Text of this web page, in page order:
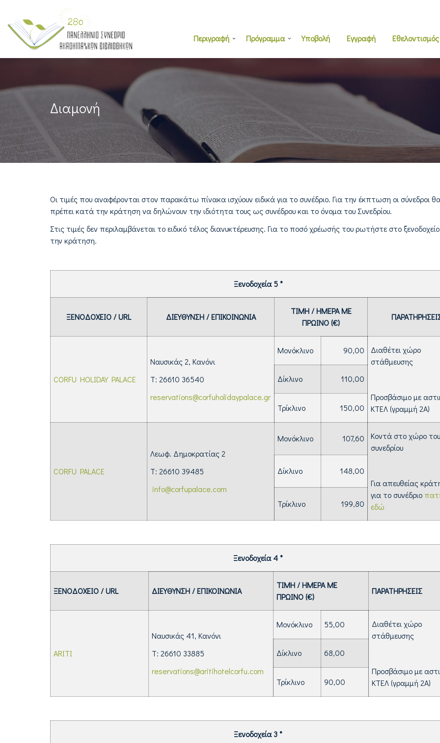
Περιγραφή Πρόγραμμα Υποβολή Εγγραφή Εθελοντισμός
Διαμονή
Οι τιμές που αναφέρονται στον παρακάτω πίνακα ισχύουν ειδικά για το συνέδριο. Για την έκπτωση οι σύνεδροι
πρέπει κατά την κράτηση να δηλώνουν την ιδιότητα τους ως συνέδρου και το όνομα του Συνεδρίου.
Στις τιμές δεν περιλαμβάνεται το ειδικό τέλος διανυκτέρευσης. Για το ποσό χρέωσής του ρωτήστε στο
την κράτηση.
Ξενοδοχεία 5 *
ΞΕΝΟΔΟΧΕΙΟ /URL ΔΙΕΥΘΥΝΣΗ / ΕΠΙΚΟΙΝΩΝΙΑ
ΤΙΜΗ / ΗΜΕΡΑ ΜΕ
ΠΡΩΙΝΟ (€)
CORFU HOLIDAY PALACE
Ναυσικάς 2, Κανόνι
Τ: 26610 36540
reservations@corfuholidaypalace.gr
Μονόκλινο 90,00
Διαθέτει χώρο
στάθμευσης
Προσβάσιμο με
ΚΤΕΛ (γραμμή 2Α)
Δίκλινο 110,00
Τρίκλινο 150,00
CORFU PALACE
Λεωφ. Δημοκρατίας 2
Τ: 26610 39485
info@corfupalace.com
Μονόκλινο 107,60
Κοντά στο χώρο του
συνεδρίου
Για απευθείας
για το συνέδριο
εδώ
Δίκλινο 148,00
Τρίκλινο 199,80
Ξενοδοχεία 4 *
ΞΕΝΟΔΟΧΕΙΟ / URL ΔΙΕΥΘΥΝΣΗ / ΕΠΙΚΟΙΝΩΝΙΑ
ΤΙΜΗ / ΗΜΕΡΑ ΜΕ
ΠΡΩΙΝΟ (€)
ΠΑΡΑΤΗΡΗΣΕΙΣ
ARITI
Ναυσικάς 41, Κανόνι
Τ: 26610 33885
reservations@aritihotelcorfu.com
Μονόκλινο 55,00
Διαθέτει χώρο
στάθμευσης
Προσβάσιμο με
ΚΤΕΛ (γραμμή 2Α)
Δίκλινο 68,00
Τρίκλινο 90,00
Ξενοδοχεία 3 *